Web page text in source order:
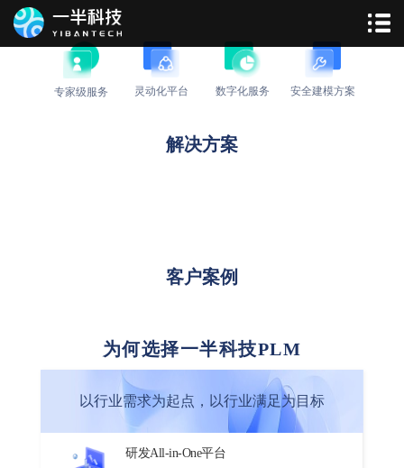
PLM解决方案
专家级服务 灵动化平台 数字化服务 安全建模方案
解决方案
客户案例
为何选择一半科技PLM
以行业需求为起点，以行业满足为目标
研发All-in-One平台